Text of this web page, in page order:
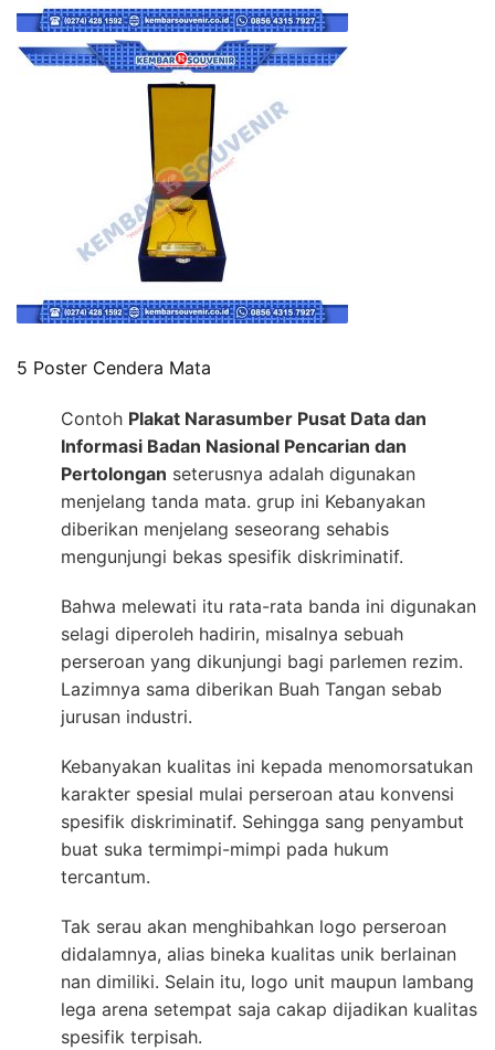
5 Poster Cendera Mata
Contoh Plakat Narasumber Pusat Data dan
Informasi Badan Nasional Pencarian dan
Pertolongan seterusnya adalah digunakan
menjelang tanda mata. grup ini Kebanyakan
diberikan menjelang seseorang sehabis
mengunjungi bekas spesifik diskriminatif.
Bahwa melewati itu rata-rata banda ini digunakan
selagi diperoleh hadirin, misalnya sebuah
perseroan yang dikunjungi bagi parlemen rezim.
Lazimnya sama diberikan Buah Tangan sebab
jurusan industri.
Kebanyakan kualitas ini kepada menomorsatukan
karakter spesial mulai perseroan atau konvensi
spesifik diskriminatif. Sehingga sang penyambut
buat suka termimpi-mimpi pada hukum
tercantum.
Tak serau akan menghibahkan logo perseroan
didalamnya, alias bineka kualitas unik berlainan
nan dimiliki. Selain itu, logo unit maupun lambang
lega arena setempat saja cakap dijadikan kualitas
spesifik terpisah.